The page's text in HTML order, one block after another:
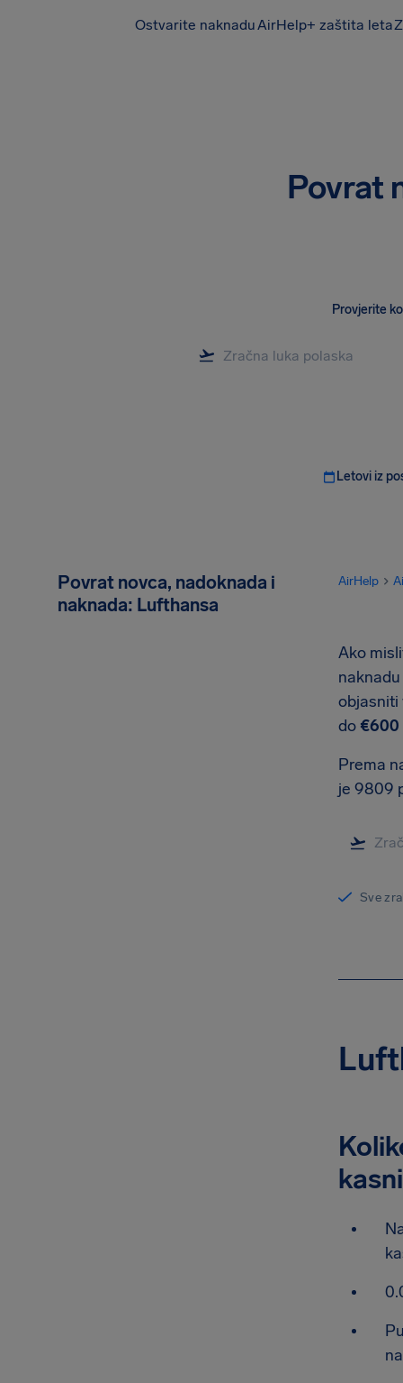
Ostvarite naknaduAirHelp+ zaštita leta
Povrat
Provjerite
Letovi iz
Povrat novca, nadoknada i
naknada: Lufthansa
AirHelp
Ako
objasniti
do €600
Prema
je 9809
Sve